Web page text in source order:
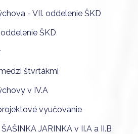
- VII. oddelenie ŠKD
ŠKD
štvrtákmi
v IV.A
vyučovanie
JARINKA v II.A a II.B